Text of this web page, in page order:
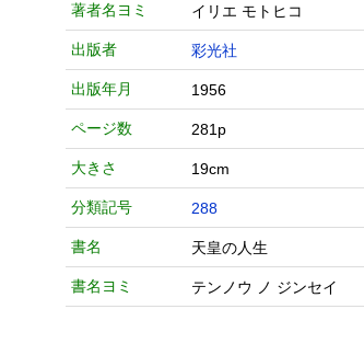
著者名ヨミ イリエ モトヒコ
出版者 彩光社
出版年月 1956
ページ数 281p
大きさ 19cm
分類記号 288
書名 天皇の人生
書名ヨミ テンノウ ノ ジンセイ